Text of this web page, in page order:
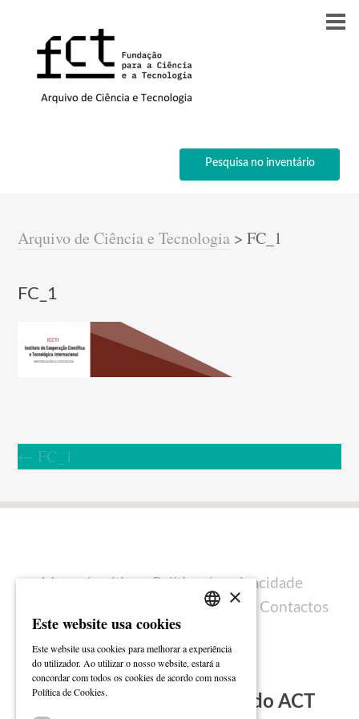
Pesquisa no inventário
Arquivo de Ciência e Tecnologia >FC_1
FC_1
← FC_1
Mapa do sítio
Política de privacidade
Ficha técnica Contactos
Subscreva a Newsletter do ACT
ENGLISH
×
Este website usa cookies
Este website usa cookies para melhorar a experiência
do utilizador. Ao utilizar o nosso website, estará a
concordar com todos os cookies de acordo com nossa
Política de Cookies.